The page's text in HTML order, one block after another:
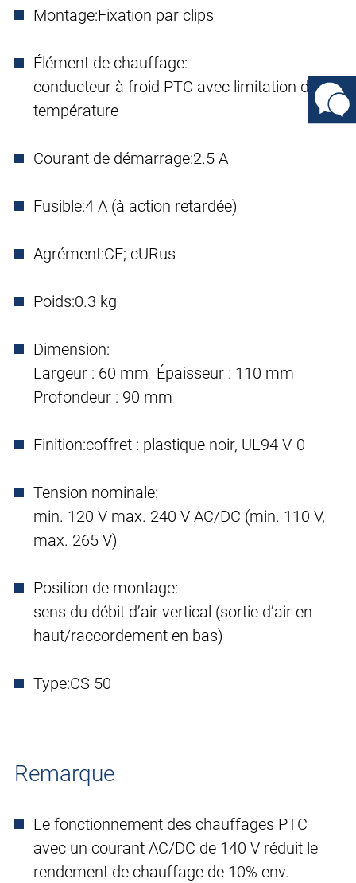
Montage:Fixation par clips
Élément de chauffage:
conducteur à froid PTC avec limitation de la
température
Courant de démarrage:2.5 A
Fusible:4 A (à action retardée)
Agrément:CE; cURus
Poids:0.3 kg
Dimension:
Largeur : 60 mm Épaisseur : 110 mm
Profondeur : 90 mm
Finition:coffret : plastique noir, UL94 V-0
Tension nominale:
min. 120 V max. 240 V AC/DC (min. 110 V,
max. 265 V)
Position de montage:
sens du débit d’air vertical (sortie d’air en
haut/raccordement en bas)
Type:CS 50
Remarque
Le fonctionnement des chauffages PTC
avec un courant AC/DC de 140 V réduit le
rendement de chauffage de 10% env.